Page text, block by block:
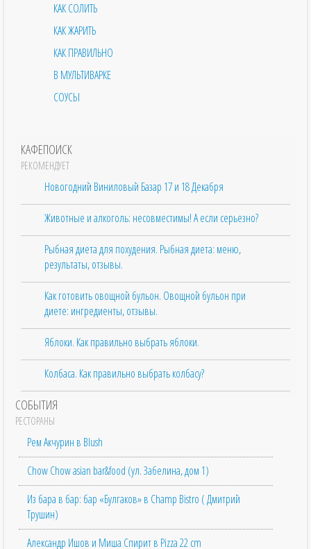
КАК СОЛИТЬ
КАК ЖАРИТЬ
КАК ПРАВИЛЬНО
В МУЛЬТИВАРКЕ
СОУСЫ
КАФЕПОИСК
РЕКОМЕНДУЕТ
Новогодний Виниловый Базар 17 и 18 Декабря
Животные и алкоголь: несовместимы! А если серьезно?
Рыбная диета для похудения. Рыбная диета: меню,
результаты, отзывы.
Как готовить овощной бульон. Овощной бульон при
диете: ингредиенты, отзывы.
Яблоки. Как правильно выбрать яблоки.
Колбаса. Как правильно выбрать колбасу?
СОБЫТИЯ
РЕСТОРАНЫ
Рем Акчурин в Blush
Chow Chow asian bar&food (ул. Забелина, дом 1)
Из бара в бар: бар «Булгаков» в Champ Bistro ( Дмитрий
Трушин)
Александр Ишов и Миша Спирит в Pizza 22 cm